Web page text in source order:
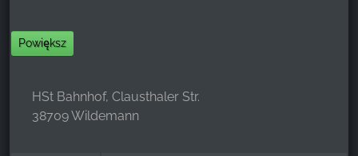
Powiększ
HSt Bahnhof, Clausthaler Str.
38709 Wildemann